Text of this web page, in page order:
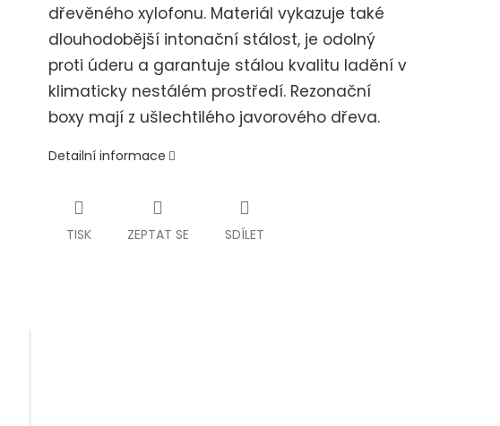
dřevěného xylofonu. Materiál vykazuje také
dlouhodobější intonační stálost, je odolný
proti úderu a garantuje stálou kvalitu ladění v
klimaticky nestálém prostředí. Rezonační
boxy mají z ušlechtilého javorového dřeva.
Detailní informace
TISK ZEPTAT SE SDÍLET